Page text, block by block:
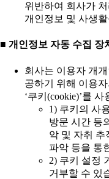
위반하여 회사가
개인정보 및 사생
■ 개인정보 자동 수집 장
회사는 이용자 개
공하기 위해 이용
‘쿠키(cookie)’를
1) 쿠키의 사
방문 시간 등
악 및 자취 추
파악 등을 통
2) 쿠키 설정
거부할 수 있